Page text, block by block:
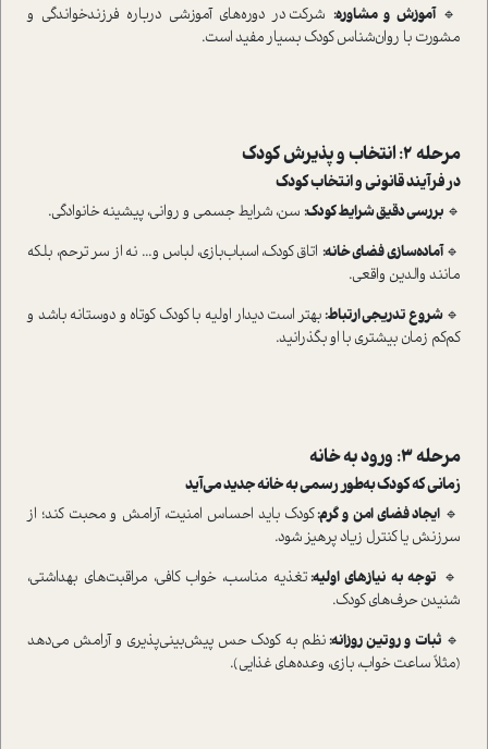
🔹 آموزش و مشاوره: شرکت در دوره‌های آموزشی درباره فرزندخواندگی و
مشورت با روان‌شناس کودک بسیار مفید است.
مرحله ۲: انتخاب و پذیرش کودک
در فرآیند قانونی و انتخاب کودک
🔹 بررسی دقیق شرایط کودک: سن، شرایط جسمی و روانی، پیشینه خانوادگی.
🔹 آماده‌سازی فضای خانه: اتاق کودک، اسباب‌بازی، لباس و... نه از سر ترحم، بلکه
مانند والدین واقعی.
🔹 شروع تدریجی ارتباط:بهتر است دیدار اولیه با کودک کوتاه و دوستانه باشد و
کم‌کم زمان بیشتری با او بگذرانید.
مرحله ۳: ورود به خانه
زمانی که کودک به‌طور رسمی به خانه جدید می‌آید
🔹 ایجاد فضای امن و گرم:کودک باید احساس امنیت، آرامش و محبت کند؛ از
سرزنش یا کنترل زیاد پرهیز شود.
🔹 توجه به نیازهای اولیه:تغذیه مناسب، خواب کافی، مراقبت‌های بهداشتی،
شنیدن حرف‌های کودک.
🔹 ثبات و روتین روزانه:نظم به کودک حس پیش‌بینی‌پذیری و آرامش می‌دهد
(مثلاً ساعت خواب، بازی، وعده‌های غذایی).